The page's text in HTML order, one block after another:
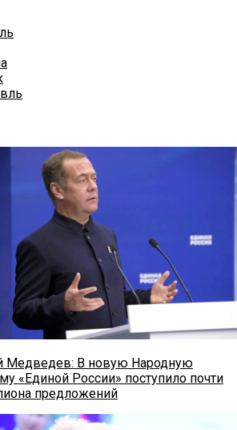
Медведев: В новую Народную
«Единой России» поступило почти
предложений